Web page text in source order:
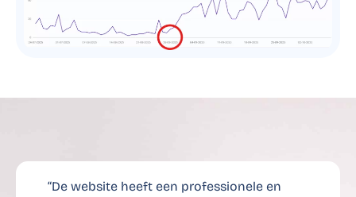
“De website heeft een professionele en